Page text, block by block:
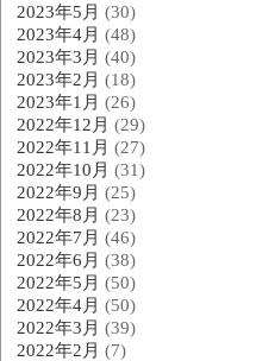
2023年5月 (30)
2023年4月 (48)
2023年3月 (40)
2023年2月 (18)
2023年1月 (26)
2022年12月 (29)
2022年11月 (27)
2022年10月 (31)
2022年9月 (25)
2022年8月 (23)
2022年7月 (46)
2022年6月 (38)
2022年5月 (50)
2022年4月 (50)
2022年3月 (39)
2022年2月 (7)